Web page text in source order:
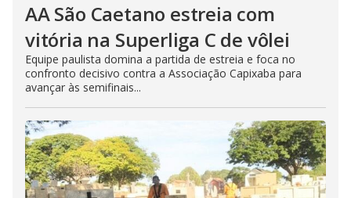
AA São Caetano estreia com
vitória na Superliga C de vôlei
Equipe paulista domina a partida de estreia e foca no
confronto decisivo contra a Associação Capixaba para
avançar às semifinais...